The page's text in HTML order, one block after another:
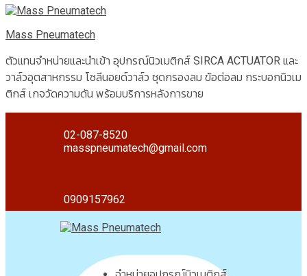
Mass Pneumatech
ตัวแทนจำหน่ายและนำเข้า อุปกรณ์นิวเมติกส์ SIRCA ACTUATOR และ
วาล์วอุตสาหกรรม โซลีนอยด์วาล์ว ชุดกรองลม ข้อต่อลม กระบอกนิวเม
ติกส์ เกจวัดความดัน พร้อมบริการหลังการขาย
02-087-8520
masspneumatech@gmail.com
0909157962